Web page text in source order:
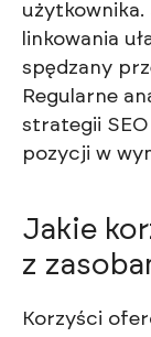
linkowania
spędzany
Regularne
strategii
pozycji w
Jakie
z
Korzyści